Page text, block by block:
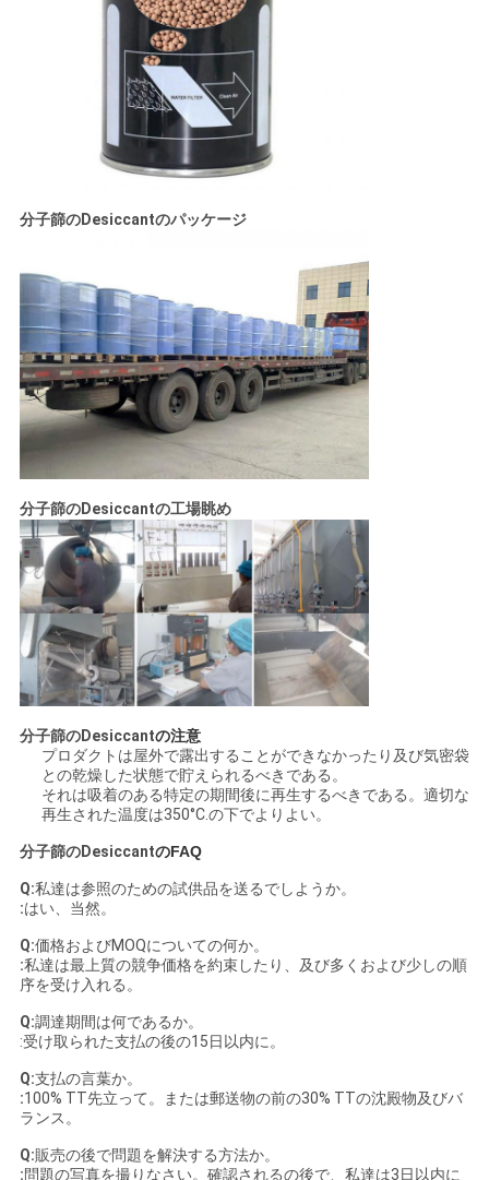
POLICY
分子篩のDesiccantのパッケージ
分子篩のDesiccantの工場眺め
分子篩のDesiccantの注意
プロダクトは屋外で露出することができなかったり及び気密袋
との乾燥した状態で貯えられるべきである。
それは吸着のある特定の期間後に再生するべきである。適切な
再生された温度は350°C.の下でよりよい。
分子篩のDesiccantのFAQ
Q:私達は参照のための試供品を送るでしようか。
:はい、当然。
Q:価格およびMOQについての何か。
:私達は最上質の競争価格を約束したり、及び多くおよび少しの順
序を受け入れる。
Q:調達期間は何であるか。
:受け取られた支払の後の15日以内に。
Q:支払の言葉か。
:100% TT先立って。または郵送物の前の30% TTの沈殿物及びバ
ランス。
Q:販売の後で問題を解決する方法か。
:問題の写真を撮りなさい。確認されるの後で、私達は3日以内に